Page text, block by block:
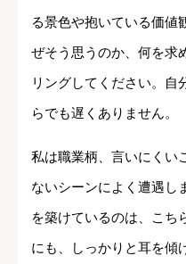
る景色や抱いている価値
ぜそう思うのか、何を求
リングしてください。自
らでも遅くありません。
私は職業柄、言いにくい
ないシーンによく遭遇し
を築けているのは、こち
にも、しっかりと耳を傾